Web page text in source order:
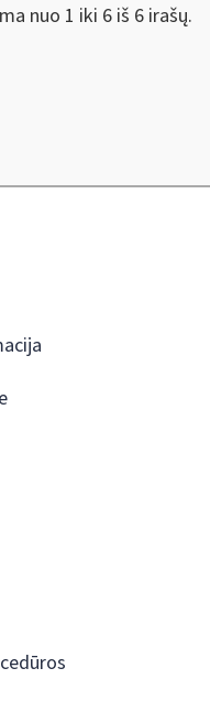
nuo 1 iki 6 iš 6 irašų.